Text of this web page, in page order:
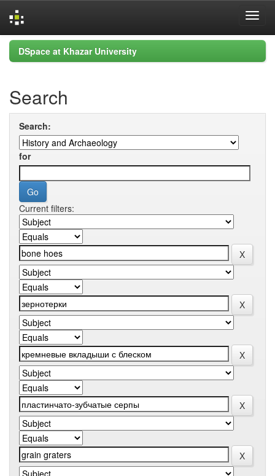
Skip
navigation
DSpace at Khazar University
Search
Search:
for
Current filters: